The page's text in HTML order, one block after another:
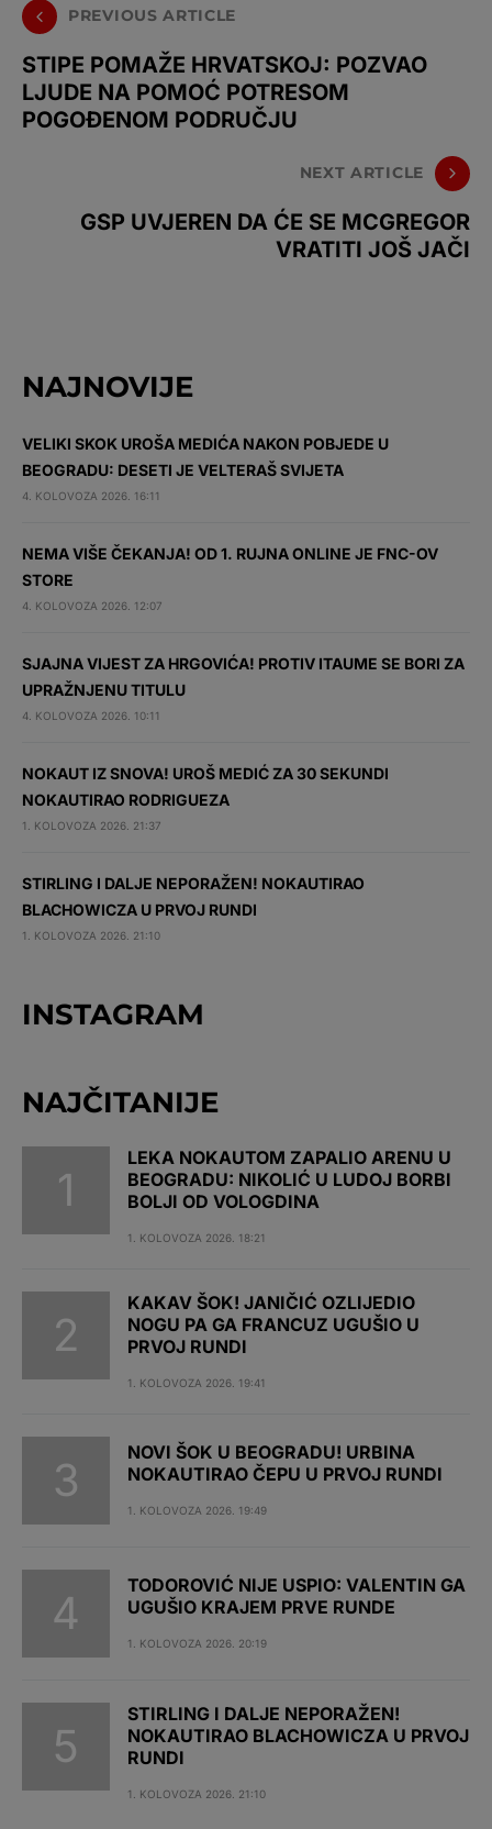
PREVIOUS ARTICLE
STIPE POMAŽE HRVATSKOJ: POZVAO
LJUDE NA POMOĆ POTRESOM
POGOĐENOM PODRUČJU
NEXT ARTICLE
GSP UVJEREN DA ĆE SE MCGREGOR
VRATITI JOŠ JAČI
NAJNOVIJE
VELIKI SKOK UROŠA MEDIĆA NAKON POBJEDE U
BEOGRADU: DESETI JE VELTERAŠ SVIJETA
4. KOLOVOZA 2026. 16:11
NEMA VIŠE ČEKANJA! OD 1. RUJNA ONLINE JE FNC-OV
STORE
4. KOLOVOZA 2026. 12:07
SJAJNA VIJEST ZA HRGOVIĆA! PROTIV ITAUME SE BORI ZA
UPRAŽNJENU TITULU
4. KOLOVOZA 2026. 10:11
NOKAUT IZ SNOVA! UROŠ MEDIĆ ZA 30 SEKUNDI
NOKAUTIRAO RODRIGUEZA
1. KOLOVOZA 2026. 21:37
STIRLING I DALJE NEPORAŽEN! NOKAUTIRAO
BLACHOWICZA U PRVOJ RUNDI
1. KOLOVOZA 2026. 21:10
INSTAGRAM
NAJČITANIJE
LEKA NOKAUTOM ZAPALIO ARENU U
BEOGRADU: NIKOLIĆ U LUDOJ BORBI
BOLJI OD VOLOGDINA
1. KOLOVOZA 2026. 18:21
KAKAV ŠOK! JANIČIĆ OZLIJEDIO
NOGU PA GA FRANCUZ UGUŠIO U
PRVOJ RUNDI
1. KOLOVOZA 2026. 19:41
NOVI ŠOK U BEOGRADU! URBINA
NOKAUTIRAO ČEPU U PRVOJ RUNDI
1. KOLOVOZA 2026. 19:49
TODOROVIĆ NIJE USPIO: VALENTIN GA
UGUŠIO KRAJEM PRVE RUNDE
1. KOLOVOZA 2026. 20:19
STIRLING I DALJE NEPORAŽEN!
NOKAUTIRAO BLACHOWICZA U PRVOJ
RUNDI
1. KOLOVOZA 2026. 21:10